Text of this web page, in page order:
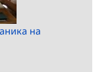
на